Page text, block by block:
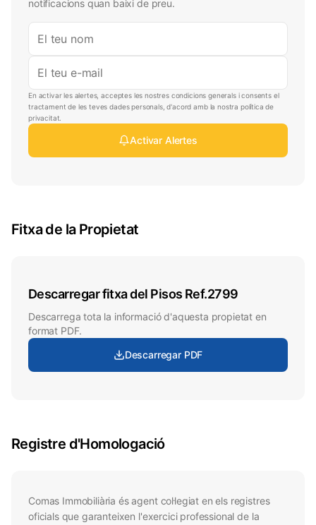
notificacions quan baixi de preu.
En activar les alertes, acceptes les nostres condicions generals i consents el
tractament de les teves dades personals, d'acord amb la nostra política de
privacitat.
Activar Alertes
Fitxa de la Propietat
Descarregar fitxa del Pisos Ref.2799
Descarrega tota la informació d'aquesta propietat en
format PDF.
Descarregar PDF
Registre d'Homologació
Comas Immobiliària és agent col·legiat en els registres
oficials que garanteixen l'exercici professional de la